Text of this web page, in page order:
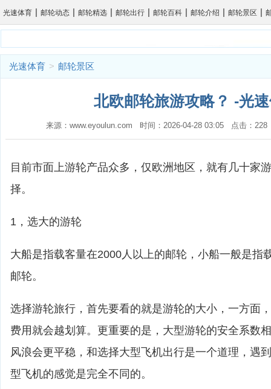
光速体育 | 邮轮动态 | 邮轮精选 | 邮轮出行 | 邮轮百科 | 邮轮介绍 | 邮轮景区 |
光速体育 > 邮轮景区
北欧邮轮旅游攻略？ -光
来源：www.eyoulun.com 时间：2026-04-28 03:05 点击：
目前市面上游轮产品众多，仅欧洲地区，就有几十家
择。
1，选大的游轮
大船是指载客量在2000人以上的邮轮，小船一般是指
邮轮。
选择游轮旅行，首先要看的就是游轮的大小，一方面
费用就会越划算。更重要的是，大型游轮的安全系数
风浪会更平稳，和选择大型飞机出行是一个道理，遇
型飞机的感觉是完全不同的。